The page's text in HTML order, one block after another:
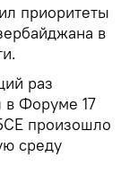
приоритеты
в
раз
в Форуме 17
произошло
среду